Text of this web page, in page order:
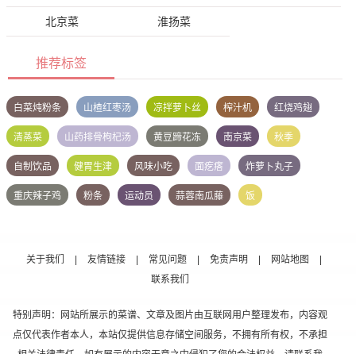
北京菜 淮扬菜
推荐标签
白菜炖粉条 山楂红枣汤 凉拌萝卜丝 榨汁机 红烧鸡翅
清蒸菜 山药排骨枸杞汤 黄豆蹄花冻 南京菜 秋季
自制饮品 健胃生津 风味小吃 面疙瘩 炸萝卜丸子
重庆辣子鸡 粉条 运动员 蒜蓉南瓜藤 饭
关于我们 友情链接 常见问题 免责声明 网站地图
联系我们
特别声明：网站所展示的菜谱、文章及图片由互联网用户整理发布，内容观
点仅代表作者本人，本站仅提供信息存储空间服务，不拥有所有权，不承担